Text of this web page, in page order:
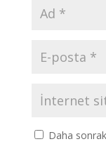
Daha